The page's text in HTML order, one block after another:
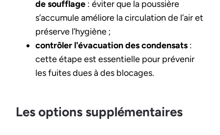
de soufflage : éviter que la poussière
s’accumule améliore la circulation de l’air et
préserve l’hygiène ;
contrôler l'évacuation des condensats :
cette étape est essentielle pour prévenir
les fuites dues à des blocages.
Les options supplémentaires